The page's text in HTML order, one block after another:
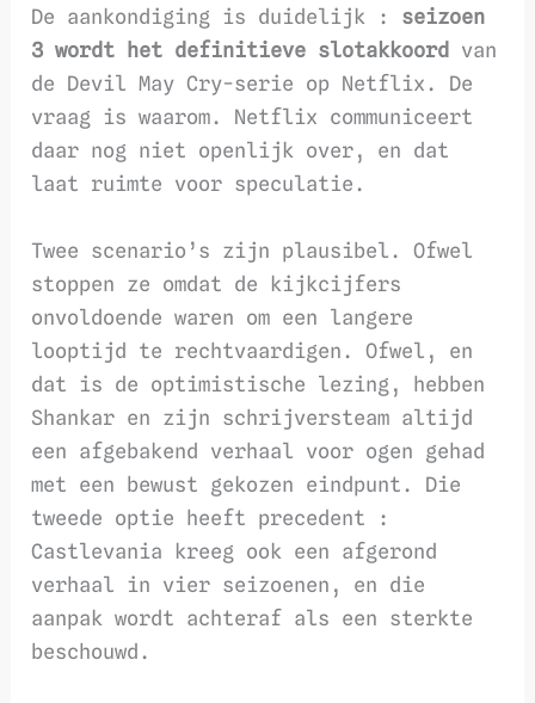
De aankondiging is duidelijk : seizoen
3 wordt het definitieve slotakkoord
van
de Devil May Cry-serie op Netflix. De
vraag is waarom. Netflix communiceert
daar nog niet openlijk over, en dat
laat ruimte voor speculatie.
Twee scenario’s zijn plausibel. Ofwel
stoppen ze omdat de kijkcijfers
onvoldoende waren om een langere
looptijd te rechtvaardigen. Ofwel, en
dat is de optimistische lezing, hebben
Shankar en zijn schrijversteam altijd
een afgebakend verhaal voor ogen gehad
met een bewust gekozen eindpunt. Die
tweede optie heeft precedent :
Castlevania kreeg ook een afgerond
verhaal in vier seizoenen, en die
aanpak wordt achteraf als een sterkte
beschouwd.